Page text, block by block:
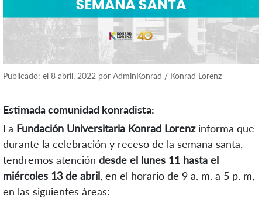
Publicado: el 8 abril, 2022 por AdminKonrad / Konrad Lorenz
Estimada comunidad konradista:
La Fundación Universitaria Konrad Lorenzinforma que
durante la celebración y receso de la semana santa,
tendremos atención desde el lunes 11 hasta el
miércoles 13 de abril, en el horario de 9 a. m. a 5 p. m,
en las siguientes áreas: